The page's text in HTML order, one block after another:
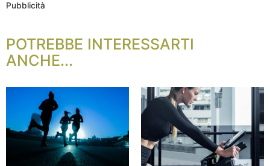
Pubblicità
POTREBBE INTERESSARTI
ANCHE...